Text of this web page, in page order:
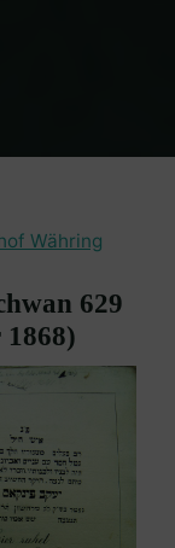
Währing
629
1868)